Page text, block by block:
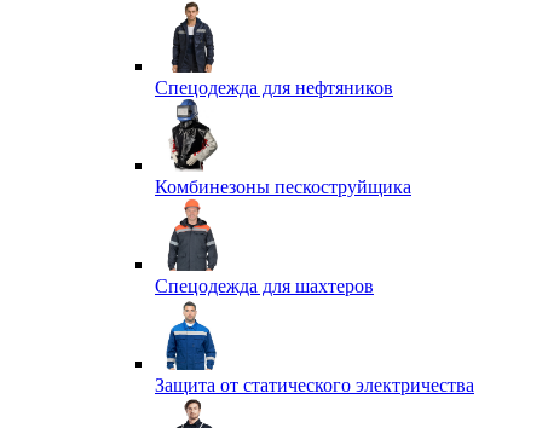
Спецодежда для нефтяников
Комбинезоны пескоструйщика
Спецодежда для шахтеров
Защита от статического электричества